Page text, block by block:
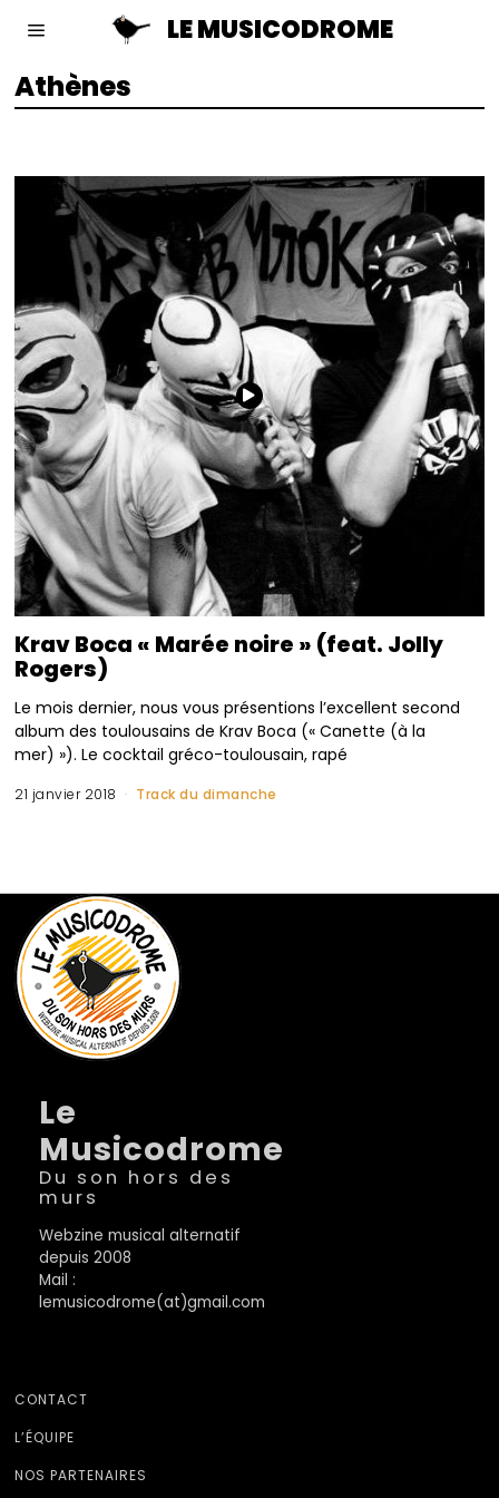
LE MUSICODROME
Athènes
Krav Boca « Marée noire » (feat. Jolly
Rogers)
Le mois dernier, nous vous présentions l’excellent second
album des toulousains de Krav Boca (« Canette (à la
mer) »). Le cocktail gréco-toulousain, rapé
21 janvier 2018 Track du dimanche
Le
Musicodrome
Du son hors des
murs
Webzine musical alternatif
depuis 2008
Mail :
lemusicodrome(at)gmail.com
CONTACT
L’ÉQUIPE
NOS PARTENAIRES